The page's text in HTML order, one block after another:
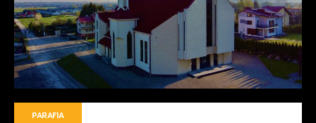
PARAFIA